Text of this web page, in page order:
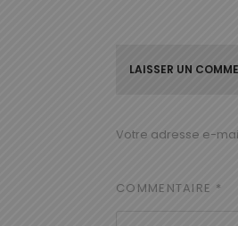
LAISSER UN
Votre adresse e-
COMMENTAIRE *